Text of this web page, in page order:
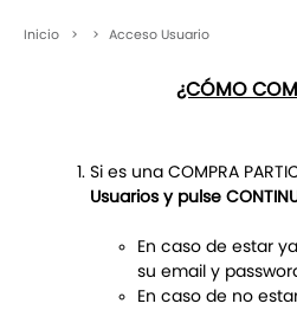
Inicio > > Acceso Usuario
¿CÓMO
Si es una COMPRA
Usuarios y pulse
En caso de estar
su email y
En caso de no